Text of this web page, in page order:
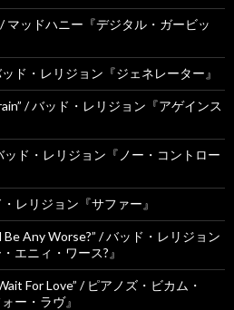
マッドハニー『デジタル・ガービッ
ド・レリジョン『ジェネレーター』
/ バッド・レリジョン『アゲインス
ッド・レリジョン『ノー・コントロー
レリジョン『サファー』
Any Worse?” / バッド・レリジョン
エニィ・ワース?』
For Love” / ピアノズ・ビカム・
ー・ラヴ』